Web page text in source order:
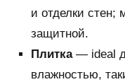
и отделки стен;
защитной.
Плитка— ideal
влажностью,